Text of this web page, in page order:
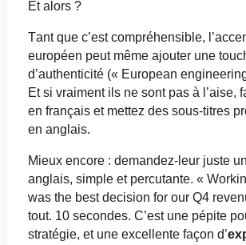
Et alors ?
Tant que c’est compréhensible,
européen peut même ajouter une
d’authenticité (« European
Et si vraiment ils ne sont pas à l’aise,
en français et mettez des sous-titres
en anglais.
Mieux encore : demandez-leur juste
anglais, simple et percutante. «
wasthe bestdecision for ourQ4
tout. 10 secondes. C’est une pépite
stratégie, et une excellente façon d’